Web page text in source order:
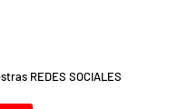
REDES SOCIALES